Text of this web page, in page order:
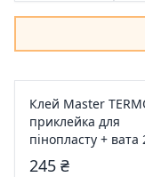
Клей Master
приклейка для
пінопласту + вата
245 ₴